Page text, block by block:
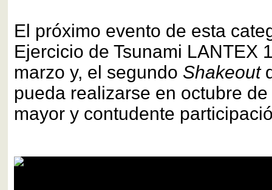
El próximo evento de esta
Ejercicio de Tsunami LANTEX
marzo y, el segundo Shakeout
pueda realizarse en octubre
mayor y contudente